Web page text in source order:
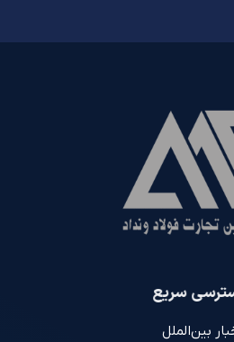
بین‌المللی
کلیک کنید
سریع
بین‌الملل